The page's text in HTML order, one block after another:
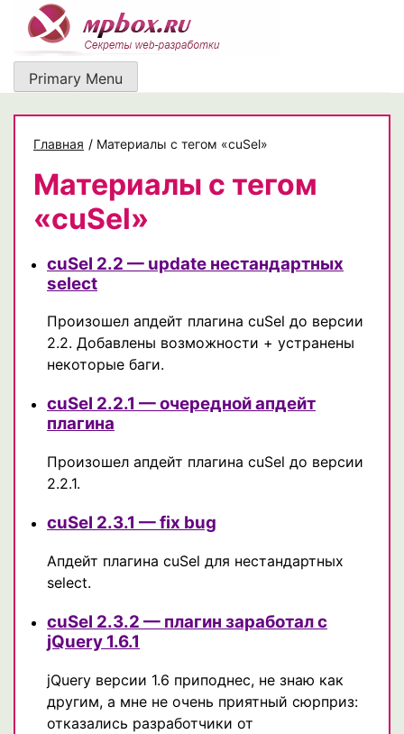
content
Primary Menu
Главная / Материалы с тегом «cuSel»
Материалы с тегом
«cuSel»
cuSel 2.2 — update нестандартных
select
Произошел апдейт плагина cuSel до версии
2.2. Добавлены возможности + устранены
некоторые баги.
cuSel 2.2.1 — очередной апдейт
плагина
Произошел апдейт плагина cuSel до версии
2.2.1.
cuSel 2.3.1 — fix bug
Апдейт плагина cuSel для нестандартных
select.
cuSel 2.3.2 — плагин заработал с
jQuery 1.6.1
jQuery версии 1.6 приподнес, не знаю как
другим, а мне не очень приятный сюрприз:
отказались разработчики от